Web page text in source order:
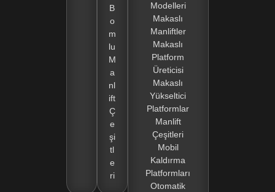
B
o
m
lu
M
a
nl
ift
Ç
e
şi
tl
e
ri
Modelleri
Makaslı
Manliftler
Makaslı
Platform
Üreticisi
Makaslı
Yükseltici
Platformlar
Manlift
Çeşitleri
Mobil
Kaldırma
Platformları
Otomatik